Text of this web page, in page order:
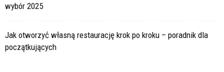
wybór 2025
Jak otworzyć własną restaurację krok po kroku – poradnik dla
początkujących